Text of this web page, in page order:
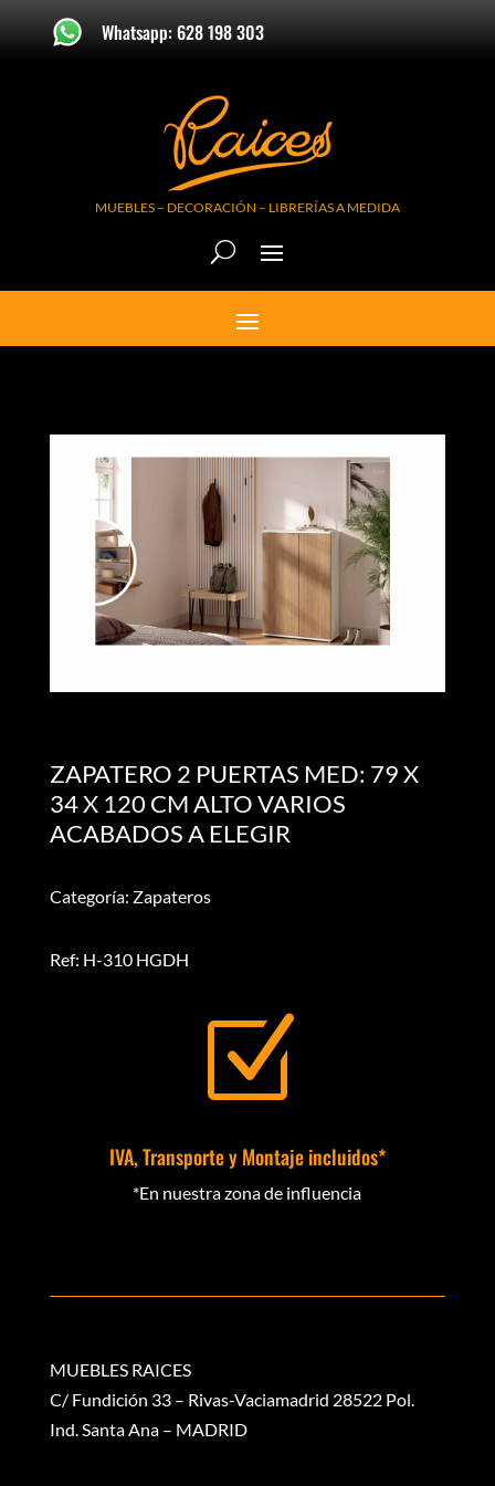
Whatsapp: 628 198 303
MUEBLES – DECORACIÓN – LIBRERÍAS A MEDIDA
ZAPATERO 2 PUERTAS MED: 79 X
34 X 120 CM ALTO VARIOS
ACABADOS A ELEGIR
Categoría: Zapateros
Ref: H-310 HGDH
Z
IVA, Transporte y Montaje incluidos*
*En nuestra zona de influencia
MUEBLES RAICES
C/ Fundición 33 – Rivas-Vaciamadrid 28522 Pol.
Ind. Santa Ana – MADRID